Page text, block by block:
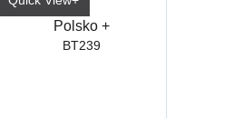
Polsko +
BT239